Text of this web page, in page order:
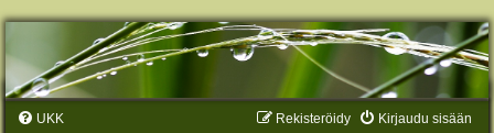
UKK Kirjaudu sisään
Rekisteröidy